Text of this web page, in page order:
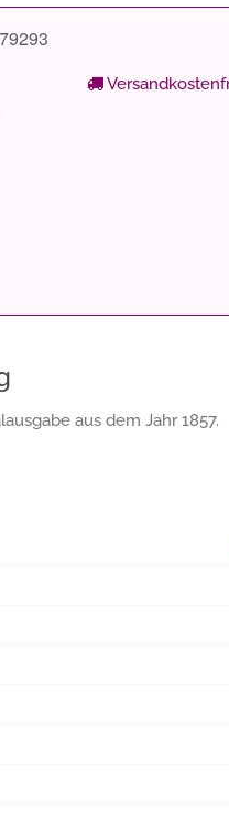
aus dem Jahr 1857.